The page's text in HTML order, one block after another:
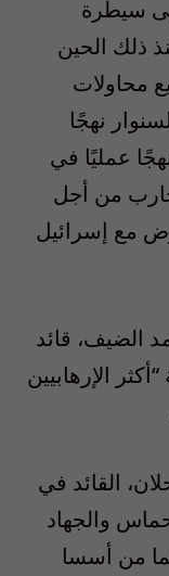
أنهى سيطرة
ذلك الحين
محاولات
نهجًا
عمليًا في
من أجل
مع إسرائيل
محمد الضيف، قائد
الإرهابيين
القائد في
والجهاد
من أسسا